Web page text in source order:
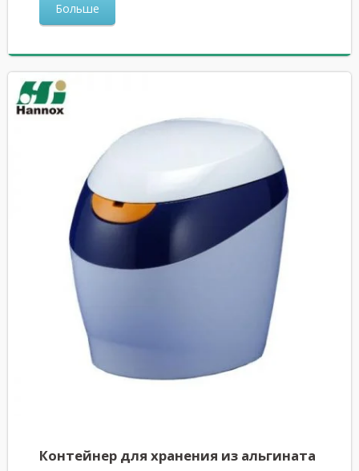
Больше
Контейнер для хранения из альгината